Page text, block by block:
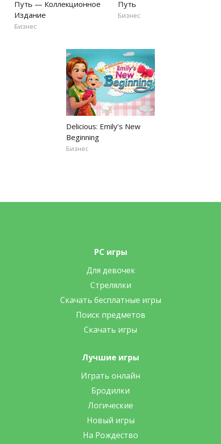
Путь — Коллекционное
Издание
Бизнес
Путь
Бизнес
Delicious: Emily’s New
Beginning
Бизнес
PC игры
Для девочек
Стрелялки
Скачать бесплатные игры
Поиск предметов
Скачать игры
Лучшие игры
Играть онлайн
Бродилки
Логические
Новый игры
На Рождество